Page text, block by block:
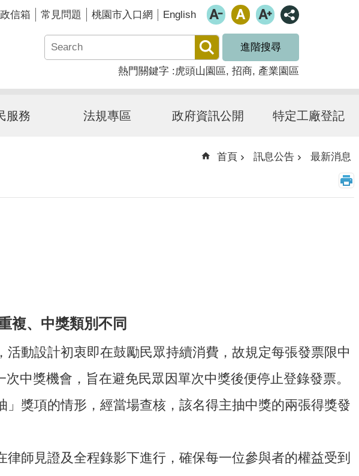
信箱 常見問題 桃園市入口網 English
進階搜尋
熱門關鍵字 虎頭山園區 招商 產業園區
服務 法規專區 政府資訊公開 特定工廠登記
首頁 訊息公告 最新消息
複、中獎類別不同
動設計初衷即在鼓勵民眾持續消費，故規定每張發票限中
中獎機會，旨在避免民眾因單次中獎後便停止登錄發票。
獎項的情形，經當場查核，該名得主抽中獎的兩張得獎發
師見證及全程錄影下進行，確保每一位參與者的權益受到